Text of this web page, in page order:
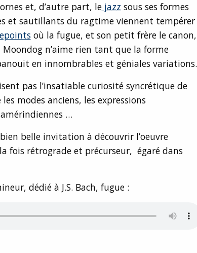
et, d’autre part, lejazz sous ses formes
et sautillants du ragtime viennent tempérer
où la fugue, et son petit frère le canon,
n’aime rien tant que la forme
en innombrables et géniales variations.
pas l’insatiable curiosité syncrétique de
modes anciens, les expressions
…
belle invitation à découvrir l’oeuvre
fois rétrograde et précurseur, égaré dans
dédié à J.S. Bach, fugue :